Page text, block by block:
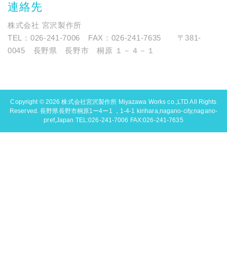
連絡先
株式会社 宮沢製作所
TEL：026-241-7006 FAX：026-241-7635 〒381-
0045 長野県 長野市 桐原 １－４－１
Copyright © 2026株式会社宮沢製作所 Miyazawa Works co.,LTD All Rights
Reserved. 長野県長野市桐原1ー4ー1 ，1-4-1 kirihara,nagano-city,nagano-
pref,Japan TEL:026-241-7006 FAX:026-241-7635